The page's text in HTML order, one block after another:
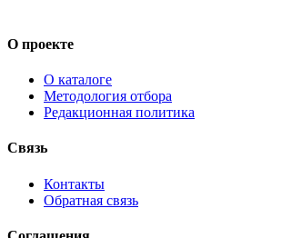
О проекте
О каталоге
Методология отбора
Редакционная политика
Связь
Контакты
Обратная связь